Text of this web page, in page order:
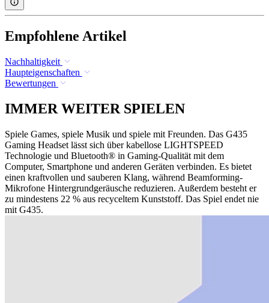
Empfohlene Artikel
Nachhaltigkeit
Haupteigenschaften
Bewertungen
IMMER WEITER SPIELEN
Spiele Games, spiele Musik und spiele mit Freunden. Das G435
Gaming Headset lässt sich über kabellose LIGHTSPEED
Technologie und Bluetooth® in Gaming-Qualität mit dem
Computer, Smartphone und anderen Geräten verbinden. Es bietet
einen kraftvollen und sauberen Klang, während Beamforming-
Mikrofone Hintergrundgeräusche reduzieren. Außerdem besteht er
zu mindestens 22 % aus recyceltem Kunststoff. Das Spiel endet nie
mit G435.